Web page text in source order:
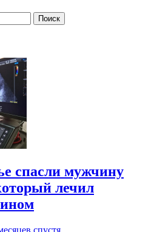
спасли мужчину
лечил
спустя